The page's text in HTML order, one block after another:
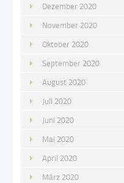
Dezember 2020
November 2020
Oktober 2020
September 2020
August 2020
Juli 2020
Juni 2020
Mai 2020
April 2020
März 2020